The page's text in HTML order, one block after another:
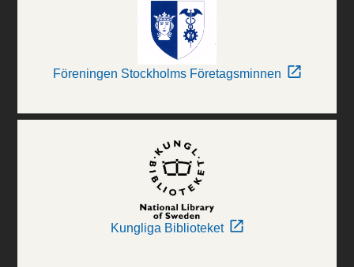
Föreningen Stockholms Företagsminnen
Kungliga Biblioteket